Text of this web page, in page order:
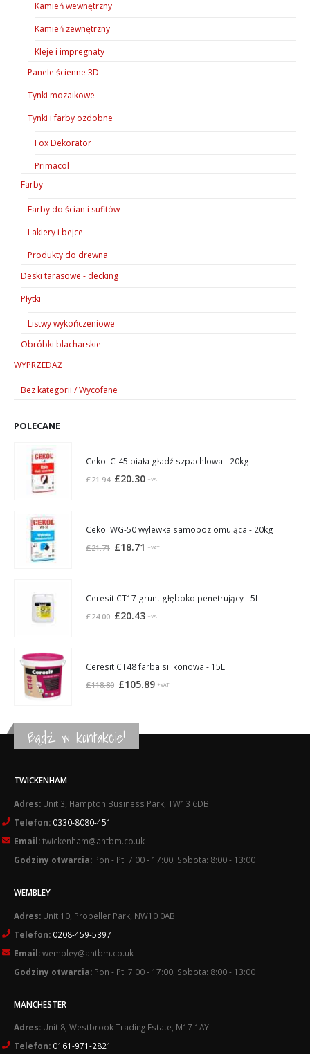
Kamień wewnętrzny
Kamień zewnętrzny
Kleje i impregnaty
Panele ścienne 3D
Tynki mozaikowe
Tynki i farby ozdobne
Fox Dekorator
Primacol
Farby
Farby do ścian i sufitów
Lakiery i bejce
Produkty do drewna
Deski tarasowe - decking
Płytki
Listwy wykończeniowe
Obróbki blacharskie
WYPRZEDAŻ
Bez kategorii / Wycofane
POLECANE
Cekol C-45 biała gładź szpachlowa - 20kg
£21.94 Pierwotna
£20.30Aktualna
£20.30.
+VAT
Cekol WG-50 wylewka samopoziomująca - 20kg
£21.71 Pierwotna
£18.71 Aktualna
+VAT
Ceresit CT17 grunt głęboko penetrujący - 5L
£24.00 Pierwotna
£20.43Aktualna
+VAT
Ceresit CT48 farba silikonowa - 15L
£118.80 Pierwotna
£118.80.
£105.89Aktualna
+VAT
Bądź w kontakcie!
TWICKENHAM
Adres: Unit 3, Hampton Business Park, TW13 6DB
Telefon: 0330-8080-451
Email:twickenham@antbm.co.uk
Godziny otwarcia: Pon - Pt: 7:00 - 17:00; Sobota: 8:00 - 13:00
WEMBLEY
Adres: Unit 10, Propeller Park, NW10 0AB
Telefon: 0208-459-5397
Email:wembley@antbm.co.uk
Godziny otwarcia: Pon - Pt: 7:00 - 17:00; Sobota: 8:00 - 13:00
MANCHESTER
Adres: Unit 8, Westbrook Trading Estate, M17 1AY
Telefon: 0161-971-2821